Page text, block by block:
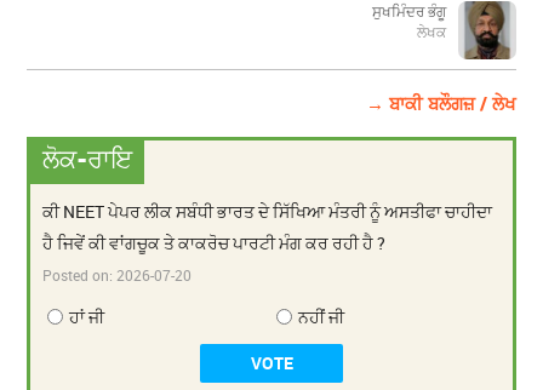
ਸੁਖਮਿੰਦਰ ਭੰਗੂ
ਲੇਖਕ
→ ਬਾਕੀ ਬਲੌਗਜ਼ / ਲੇਖ
ਲੋਕ-ਰਾਇ
ਕੀ NEET ਪੇਪਰ ਲੀਕ ਸਬੰਧੀ ਭਾਰਤ ਦੇ ਸਿੱਖਿਆ ਮੰਤਰੀ ਨੂੰ ਅਸਤੀਫਾ ਚਾਹੀਦਾ
ਹੈ ਜਿਵੇਂ ਕੀ ਵਾਂਗਚੂਕ ਤੇ ਕਾਕਰੋਚ ਪਾਰਟੀ ਮੰਗ ਕਰ ਰਹੀ ਹੈ ?
Posted on:2026-07-20
ਹਾਂ ਜੀ ਨਹੀਂ ਜੀ